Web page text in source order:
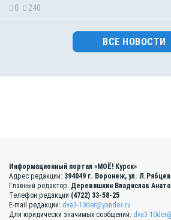
0 240
ВСЕ НОВОСТИ
Информационный портал «МОЁ! Курск»
Адрес редакции: 394049 г. Воронеж, ул.
Главный редактор: Деревяшкин Владислав
Телефон редакции (4722) 33-58-25
E-mail редакции: dva3-10der@yandex.ru
Для юридически значимых сообщений: dva3-